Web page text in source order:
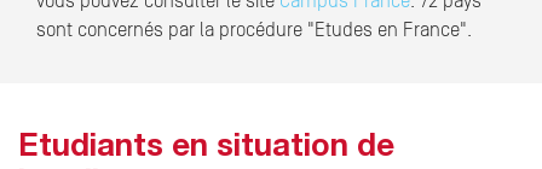
sont concernés par la procédure "Etudes en France".
Etudiants en situation de